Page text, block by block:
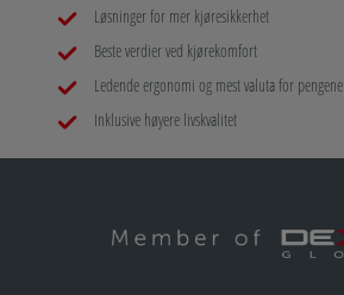
Løsninger for mer kjøresikkerhet
Beste verdier ved kjørekomfort
Ledende ergonomi og mest valuta for pengene
Inklusive høyere livskvalitet